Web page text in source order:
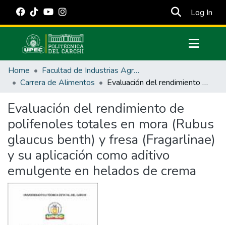
Log In
Communities & Collections
All of DSpace
Estadísticas Externas
Manuales
Home
Facultad de Industrias Agropecuarias y Ciencias Ambientales
Carrera de Alimentos
Evaluación del rendimiento de polifenoles totales en mora (Rubus glaucus benth) y fresa (Fragarlinae) y su aplicación como aditivo emulgente en helados de crema
Evaluación del rendimiento de
polifenoles totales en mora (Rubus
glaucus benth) y fresa (Fragarlinae)
y su aplicación como aditivo
emulgente en helados de crema